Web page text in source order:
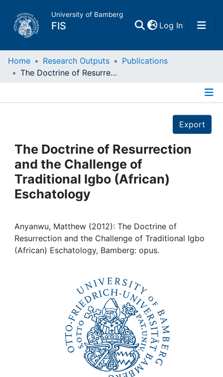
University of Bamberg
FIS Log In(current)
Home
Projects
People
Institutions
Awards
My FIS
Home Research Outputs
Publications
The Doctrine of Resurrection and the Challenge of Traditional Igbo (African) Eschatology
Export
The Doctrine of Resurrection
and the Challenge of
Traditional Igbo (African)
Eschatology
Anyanwu, Matthew (2012): The Doctrine of
Resurrection and the Challenge of Traditional Igbo
(African) Eschatology, Bamberg: opus.